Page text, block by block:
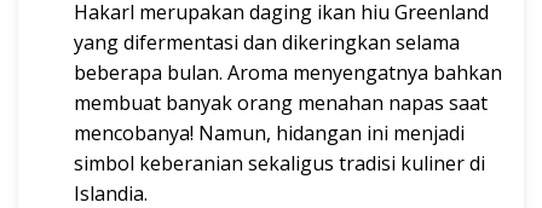
Hakarl merupakan daging ikan hiu Greenland
yang difermentasi dan dikeringkan selama
beberapa bulan. Aroma menyengatnya bahkan
membuat banyak orang menahan napas saat
mencobanya! Namun, hidangan ini menjadi
simbol keberanian sekaligus tradisi kuliner di
Islandia.